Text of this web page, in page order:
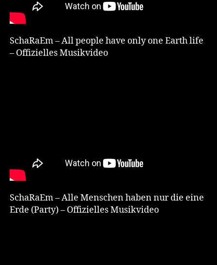
SchaRaEm – All people have only one Earth life
– Offizielles Musikvideo
SchaRaEm – Alle Menschen haben nur die eine
Erde (Party) – Offizielles Musikvideo